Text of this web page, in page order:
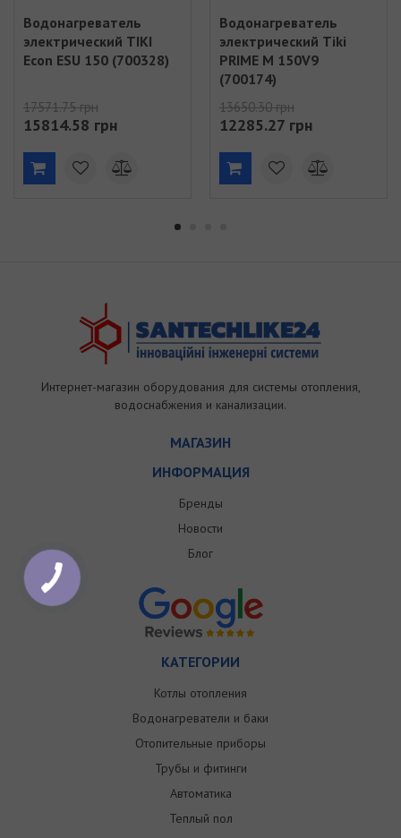
Водонагреватель
электрический TIKI
Econ ESU 150 (700328)
17571.75 грн
15814.58 грн
Водонагреватель
электрический Tiki
PRIME M 150V9
(700174)
13650.30 грн
12285.27 грн
Интернет-магазин оборудования для системы отопления,
водоснабжения и канализации.
МАГАЗИН
ИНФОРМАЦИЯ
Бренды
Новости
Блог
КАТЕГОРИИ
Котлы отопления
Водонагреватели и баки
Отопительные приборы
Трубы и фитинги
Автоматика
Теплый пол